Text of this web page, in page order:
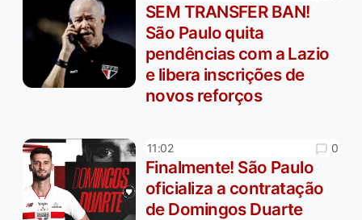
SEM TRANSFER BAN!
São Paulo quita
pendências com a Lazio
e libera inscrições de
novos reforços
11:02 0
Finalmente! São Paulo
oficializa a contratação
de Domingos Duarte